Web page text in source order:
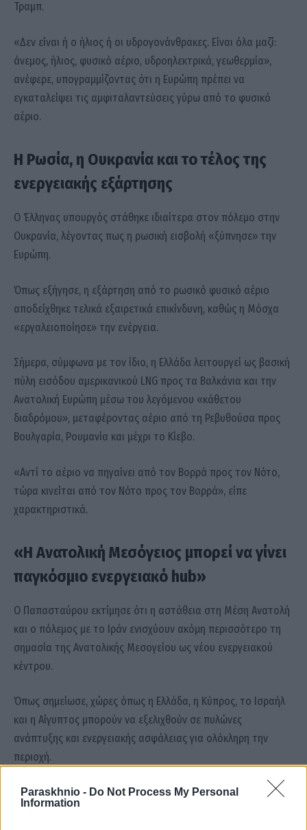
Paraskhnio - Do Not Process My Personal
Information
Τραμπ.
«Δεν είναι ή ο ήλιος ή οι υδρογονάνθρακες. Είναι όλα μαζί:
άνεμος, ήλιος, φυσικό αέριο, υδροηλεκτρικά, γεωθερμία»,
ανέφερε, υπογραμμίζοντας ότι η Ευρώπη πρέπει να
εγκαταλείψει τις αμφιταλαντεύσεις γύρω από το φυσικό
αέριο.
Η Ρωσία, η Ουκρανία και το τέλος της
ενεργειακής εξάρτησης
Ο Έλληνας υπουργός στάθηκε ιδιαίτερα στον πόλεμο στην
Ουκρανία, λέγοντας πως η ρωσική εισβολή «ξύπνησε» την
Ευρώπη.
Όπως εξήγησε, η εξάρτηση από το ρωσικό φυσικό αέριο
αποδείχθηκε τελικά εξαιρετικά επικίνδυνη, καθώς η Μόσχα
«εργαλειοποίησε» την ενέργεια.
Σήμερα, σύμφωνα με τον ίδιο, η Ελλάδα λειτουργεί ως βασική
πύλη εισόδου αμερικανικού LNG προς τα Βαλκάνια και την
Ανατολική Ευρώπη μέσω του λεγόμενου «κάθετου
διαδρόμου», μεταφέροντας αέριο από τη Ρεβυθούσα προς
Βουλγαρία, Ρουμανία και μέχρι το Κίεβο.
«Αντί το αέριο να πηγαίνει από τον Βορρά προς τον Νότο,
τώρα κινείται από τον Νότο προς τον Βορρά», είπε
χαρακτηριστικά.
«Η Ανατολική Μεσόγειος μπορεί να γίνει
παγκόσμιο ενεργειακό hub»
Ο Παπασταύρου εκτίμησε ότι η αστάθεια στη Μέση Ανατολή
και ο πόλεμος με το Ιράν ενισχύουν ακόμη περισσότερο τη
σημασία της Ανατολικής Μεσογείου ως νέου ενεργειακού
κέντρου.
Όπως σημείωσε, χώρες όπως η Ελλάδα, η Κύπρος, το Ισραήλ
και η Αίγυπτος μπορούν να εξελιχθούν σε πυλώνες
ανάπτυξης και ενεργειακής ασφάλειας για ολόκληρη την
περιοχή.
«Η Ελλάδα και οι ΗΠΑ είναι πιο κοντά